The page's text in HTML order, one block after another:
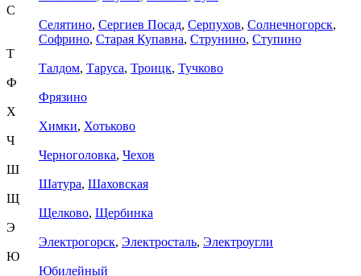
С
Селятино, Сергиев Посад, Серпухов, Солнечногорск,
Софрино, Старая Купавна, Струнино, Ступино
Т
Талдом, Таруса, Троицк, Тучково
Ф
Фрязино
Х
Химки, Хотьково
Ч
Черноголовка, Чехов
Ш
Шатура, Шаховская
Щ
Щелково, Щербинка
Э
Электрогорск, Электросталь, Электроугли
Ю
Юбилейный